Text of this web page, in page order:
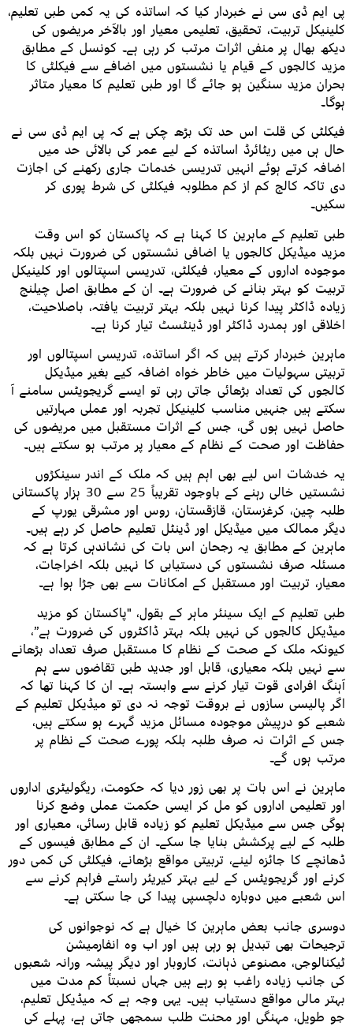
پی ایم ڈی سی نے خبردار کیا کہ اساتذہ کی یہ کمی طبی تعلیم،
کلینیکل تربیت، تحقیق، تعلیمی معیار اور بالآخر مریضوں کی
دیکھ بھال پر منفی اثرات مرتب کر رہی ہے۔ کونسل کے مطابق
مزید کالجوں کے قیام یا نشستوں میں اضافے سے فیکلٹی کا
بحران مزید سنگین ہو جائے گا اور طبی تعلیم کا معیار متاثر
ہوگا۔
فیکلٹی کی قلت اس حد تک بڑھ چکی ہے کہ پی ایم ڈی سی نے
حال ہی میں ریٹائرڈ اساتذہ کے لیے عمر کی بالائی حد میں
اضافہ کرتے ہوئے انہیں تدریسی خدمات جاری رکھنے کی اجازت
دی تاکہ کالج کم از کم مطلوبہ فیکلٹی کی شرط پوری کر
سکیں۔
طبی تعلیم کے ماہرین کا کہنا ہے کہ پاکستان کو اس وقت
مزید میڈیکل کالجوں یا اضافی نشستوں کی ضرورت نہیں بلکہ
موجودہ اداروں کے معیار، فیکلٹی، تدریسی اسپتالوں اور کلینیکل
تربیت کو بہتر بنانے کی ضرورت ہے۔ ان کے مطابق اصل چیلنج
زیادہ ڈاکٹر پیدا کرنا نہیں بلکہ بہتر تربیت یافتہ، باصلاحیت،
اخلاقی اور ہمدرد ڈاکٹر اور ڈینٹسٹ تیار کرنا ہے۔
ماہرین خبردار کرتے ہیں کہ اگر اساتذہ، تدریسی اسپتالوں اور
تربیتی سہولیات میں خاطر خواہ اضافہ کیے بغیر میڈیکل
کالجوں کی تعداد بڑھائی جاتی رہی تو ایسے گریجویٹس سامنے آ
سکتے ہیں جنہیں مناسب کلینیکل تجربہ اور عملی مہارتیں
حاصل نہیں ہوں گی، جس کے اثرات مستقبل میں مریضوں کی
حفاظت اور صحت کے نظام کے معیار پر مرتب ہو سکتے ہیں۔
یہ خدشات اس لیے بھی اہم ہیں کہ ملک کے اندر سینکڑوں
نشستیں خالی رہنے کے باوجود تقریباً 25 سے 30 ہزار پاکستانی
طلبہ چین، کرغزستان، قازقستان، روس اور مشرقی یورپ کے
دیگر ممالک میں میڈیکل اور ڈینٹل تعلیم حاصل کر رہے ہیں۔
ماہرین کے مطابق یہ رجحان اس بات کی نشاندہی کرتا ہے کہ
مسئلہ صرف نشستوں کی دستیابی کا نہیں بلکہ اخراجات،
معیار، تربیت اور مستقبل کے امکانات سے بھی جڑا ہوا ہے۔
طبی تعلیم کے ایک سینئر ماہر کے بقول، "پاکستان کو مزید
میڈیکل کالجوں کی نہیں بلکہ بہتر ڈاکٹروں کی ضرورت ہے”،
کیونکہ ملک کے صحت کے نظام کا مستقبل صرف تعداد بڑھانے
سے نہیں بلکہ معیاری، قابل اور جدید طبی تقاضوں سے ہم
آہنگ افرادی قوت تیار کرنے سے وابستہ ہے۔ ان کا کہنا تھا کہ
اگر پالیسی سازوں نے بروقت توجہ نہ دی تو میڈیکل تعلیم کے
شعبے کو درپیش موجودہ مسائل مزید گہرے ہو سکتے ہیں،
جس کے اثرات نہ صرف طلبہ بلکہ پورے صحت کے نظام پر
مرتب ہوں گے۔
ماہرین نے اس بات پر بھی زور دیا کہ حکومت، ریگولیٹری اداروں
اور تعلیمی اداروں کو مل کر ایسی حکمت عملی وضع کرنا
ہوگی جس سے میڈیکل تعلیم کو زیادہ قابل رسائی، معیاری اور
طلبہ کے لیے پرکشش بنایا جا سکے۔ ان کے مطابق فیسوں کے
ڈھانچے کا جائزہ لینے، تربیتی مواقع بڑھانے، فیکلٹی کی کمی دور
کرنے اور گریجویٹس کے لیے بہتر کیریئر راستے فراہم کرنے سے
اس شعبے میں دوبارہ دلچسپی پیدا کی جا سکتی ہے۔
دوسری جانب بعض ماہرین کا خیال ہے کہ نوجوانوں کی
ترجیحات بھی تبدیل ہو رہی ہیں اور اب وہ انفارمیشن
ٹیکنالوجی، مصنوعی ذہانت، کاروبار اور دیگر پیشہ ورانہ شعبوں
کی جانب زیادہ راغب ہو رہے ہیں جہاں نسبتاً کم مدت میں
بہتر مالی مواقع دستیاب ہیں۔ یہی وجہ ہے کہ میڈیکل تعلیم،
جو طویل، مہنگی اور محنت طلب سمجھی جاتی ہے، پہلے کی